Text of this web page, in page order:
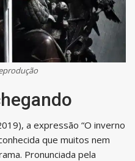
a expressão “O inverno
que muitos nem
Pronunciada pela